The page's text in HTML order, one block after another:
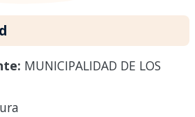
MUNICIPALIDAD DE LOS